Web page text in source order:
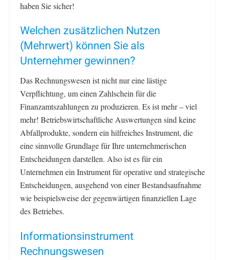
haben Sie sicher!
Welchen zusätzlichen Nutzen
(Mehrwert) können Sie als
Unternehmer gewinnen?
Das Rechnungswesen ist nicht nur eine lästige
Verpflichtung, um einen Zahlschein für die
Finanzamtszahlungen zu produzieren. Es ist mehr – viel
mehr! Betriebswirtschaftliche Auswertungen sind keine
Abfallprodukte, sondern ein hilfreiches Instrument, die
eine sinnvolle Grundlage für Ihre unternehmerischen
Entscheidungen darstellen. Also ist es für ein
Unternehmen ein Instrument für operative und strategische
Entscheidungen, ausgehend von einer Bestandsaufnahme
wie beispielsweise der gegenwärtigen finanziellen Lage
des Betriebes.
Informationsinstrument
Rechnungswesen